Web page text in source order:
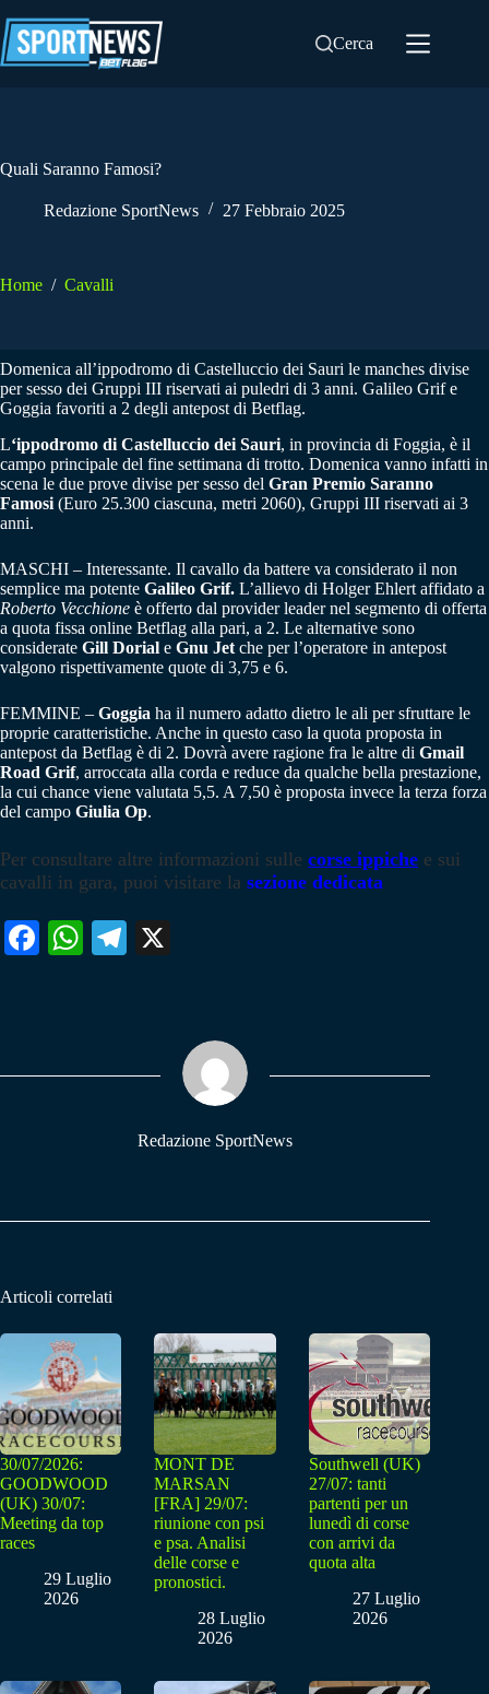
al
contenuto
Cerca
Quali Saranno Famosi?
Redazione SportNews 27 Febbraio 2025
Home / Cavalli
Domenica all’ippodromo di Castelluccio dei Sauri le manches divise
per sesso dei Gruppi III riservati ai puledri di 3 anni. Galileo Grif e
Goggia favoriti a 2 degli antepost di Betflag.
L‘ippodromo di Castelluccio dei Sauri, in provincia di Foggia, è il
campo principale del fine settimana di trotto. Domenica vanno infatti in
scena le due prove divise per sesso del Gran Premio Saranno
Famosi (Euro 25.300 ciascuna, metri 2060), Gruppi III riservati ai 3
anni.
MASCHI – Interessante. Il cavallo da battere va considerato il non
semplice ma potente Galileo Grif. L’allievo di Holger Ehlert affidato a
Roberto Vecchione è offerto dal provider leader nel segmento di offerta
a quota fissa online Betflag alla pari, a 2. Le alternative sono
considerate Gill Dorial e Gnu Jet che per l’operatore in antepost
valgono rispettivamente quote di 3,75 e 6.
FEMMINE – Goggia ha il numero adatto dietro le ali per sfruttare le
proprie caratteristiche. Anche in questo caso la quota proposta in
antepost da Betflag è di 2. Dovrà avere ragione fra le altre di Gmail
Road Grif, arroccata alla corda e reduce da qualche bella prestazione,
la cui chance viene valutata 5,5. A 7,50 è proposta invece la terza forza
del campo Giulia Op.
Per consultare altre informazioni sulle corse ippiche e sui
cavalli in gara, puoi visitare la sezione dedicata
Fa W
pp
Te
m
Redazione SportNews
Articoli correlati
30/07/2026:
GOODWOOD
(UK) 30/07:
Meeting da top
races
29 Luglio
2026
MONT DE
MARSAN
[FRA] 29/07:
riunione con psi
e psa. Analisi
delle corse e
pronostici.
28 Luglio
2026
Southwell (UK)
27/07: tanti
partenti per un
lunedì di corse
con arrivi da
quota alta
27 Luglio
2026